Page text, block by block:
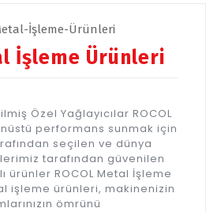
İşleme Ürünleri
Özel Yağlayıcılar ROCOL
performans sunmak için
seçilen ve dünya
tarafından güvenilen
ürünler ROCOL Metal İşleme
işleme ürünleri, makinenizin
ömrünü